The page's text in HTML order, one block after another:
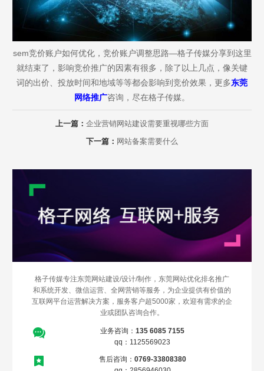
sem竞价账户如何优化，竞价账户调整思路—格子传媒分享到这里
就结束了，影响竞价推广的因素有很多，除了以上几点，像关键
词的出价、投放时间和地域等等都会影响到竞价效果，更多东莞
网络推广咨询，尽在格子传媒。
上一篇： 企业营销网站建设需要重视哪些方面
下一篇： 网站备案需要什么
格子传媒专注东莞网站建设/设计/制作，东莞网站优化排名推广
和系统开发、微信运营、全网营销等服务，为企业提供有价值的
互联网平台运营解决方案，服务客户超5000家，欢迎有需求的企
业或团队咨询合作。
业务咨询： 135 6085 7155
qq：1125569023
售后咨询： 0769-33808380
Are you ready?
不怕就请留下您的需求及联系方式，我们会第一时间送上问候的。